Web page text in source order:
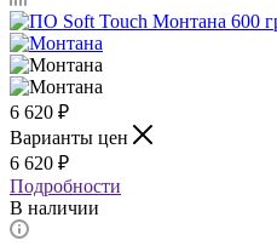
6 620 ₽
Варианты цен
6 620 ₽
Подробности
В наличии